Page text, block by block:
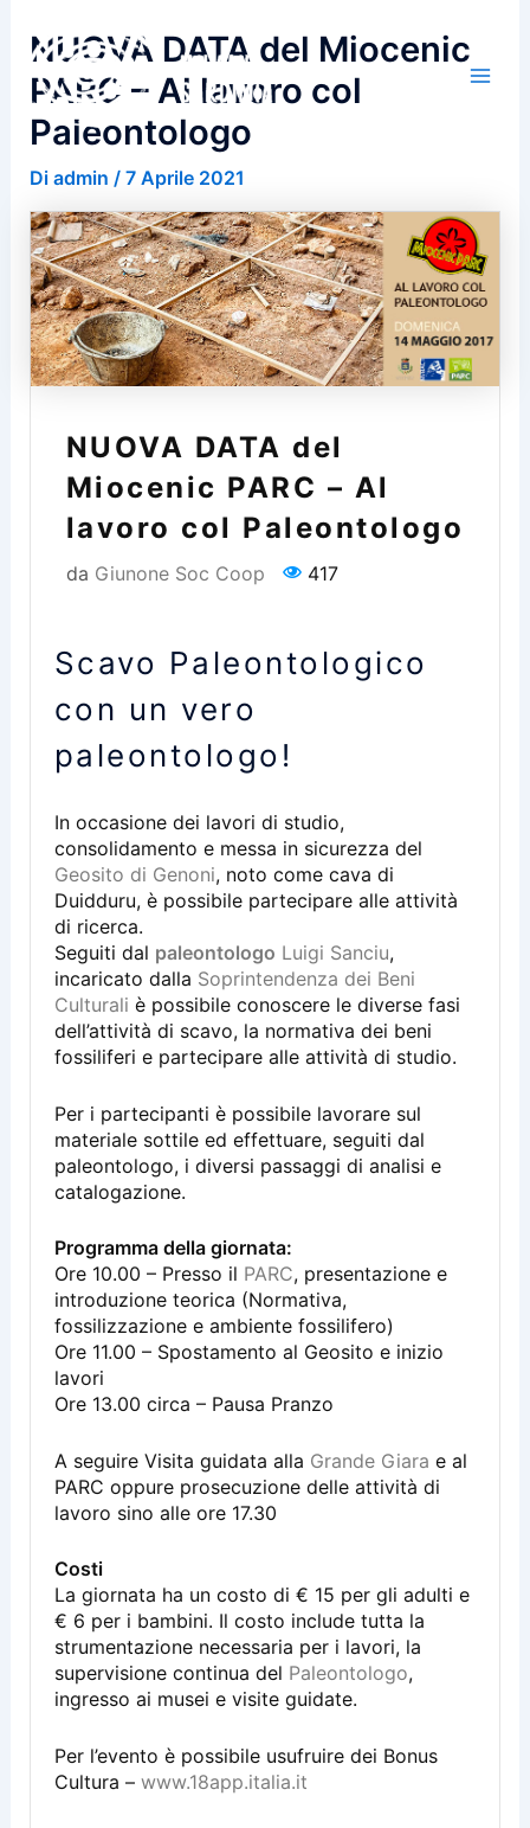
contenuto
NUOVA DATA del Miocenic
PARC – Al lavoro col
Paleontologo
Di admin / 7 Aprile 2021
NUOVA DATA del
Miocenic PARC – Al
lavoro col Paleontologo
da Giunone Soc Coop 417
Scavo Paleontologico
con un vero
paleontologo!
In occasione dei lavori di studio,
consolidamento e messa in sicurezza del
Geosito di Genoni, noto come cava di
Duidduru, è possibile partecipare alle attività
di ricerca.
Seguiti dal paleontologo Luigi Sanciu,
incaricato dalla Soprintendenza dei Beni
Culturali è possibile conoscere le diverse fasi
dell’attività di scavo, la normativa dei beni
fossiliferi e partecipare alle attività di studio.
Per i partecipanti è possibile lavorare sul
materiale sottile ed effettuare, seguiti dal
paleontologo, i diversi passaggi di analisi e
catalogazione.
Programma della giornata:
Ore 10.00 – Presso il PARC, presentazione e
introduzione teorica (Normativa,
fossilizzazione e ambiente fossilifero)
Ore 11.00 – Spostamento al Geosito e inizio
lavori
Ore 13.00 circa – Pausa Pranzo
A seguire Visita guidata alla Grande Giara e al
PARC oppure prosecuzione delle attività di
lavoro sino alle ore 17.30
Costi
La giornata ha un costo di € 15 per gli adulti e
€ 6 per i bambini. Il costo include tutta la
strumentazione necessaria per i lavori, la
supervisione continua del Paleontologo,
ingresso ai musei e visite guidate.
Per l’evento è possibile usufruire dei Bonus
Cultura – www.18app.italia.it